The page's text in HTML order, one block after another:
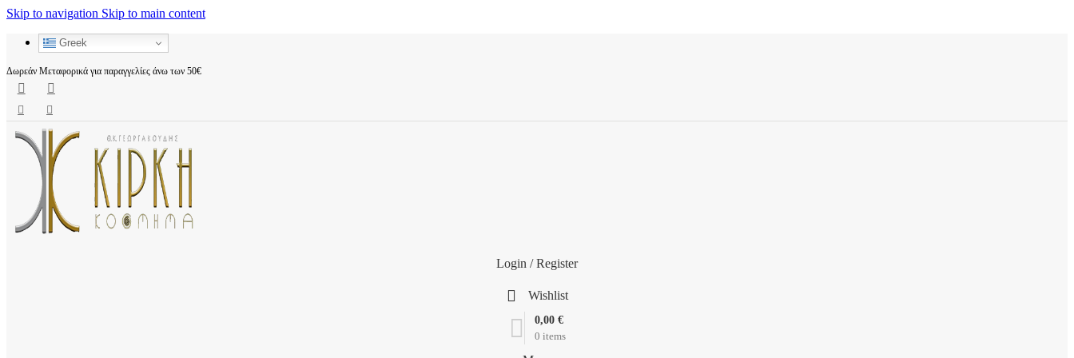
Skip to navigation Skip to main content
Greek
Δωρεάν Μεταφορικά για παραγγελίες άνω των 50€
Login / Register
Wishlist
0 items
0,00 €